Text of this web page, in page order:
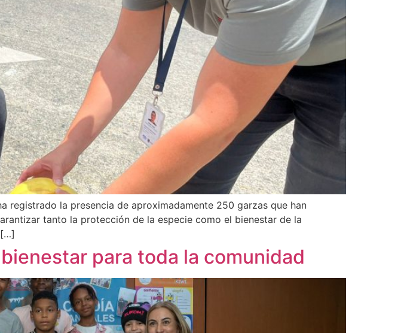
registrado la presencia de aproximadamente 250 garzas que han
tanto la protección de la especie como el bienestar de la
[…]
para toda la comunidad